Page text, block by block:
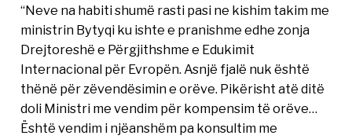
“Neve na habiti shumë rasti pasi ne kishim takim me
ministrin Bytyqi ku ishte e pranishme edhe zonja
Drejtoreshë e Përgjithshme e Edukimit
Internacional për Evropën. Asnjë fjalë nuk është
thënë për zëvendësimin e orëve. Pikërisht atë ditë
doli Ministri me vendim për kompensim të orëve…
Është vendim i njëanshëm pa konsultim me